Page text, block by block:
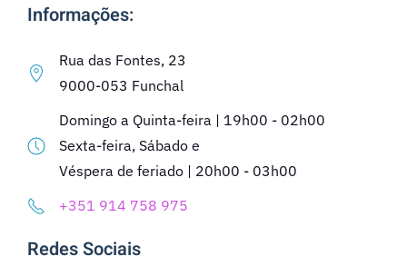
Informações:
Rua das Fontes, 23
9000-053 Funchal
Domingo a Quinta-feira | 19h00 - 02h00
Sexta-feira, Sábado e
Véspera de feriado | 20h00 - 03h00
+351 914 758 975
Redes Sociais